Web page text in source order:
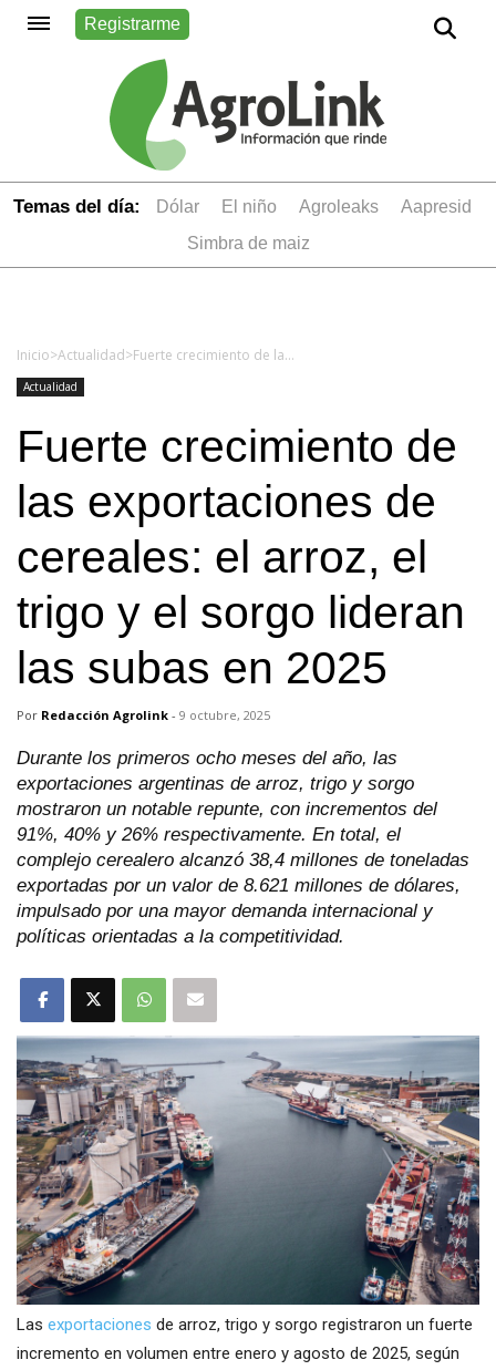
Registrarme
Temas del día: dólar el niño Agroleaks
aapresid
simbra de maiz
Inicio>Actualidad> Fuerte crecimiento de las exportaciones de cereales: el arroz, el trigo y el sorgo lideran las subas en 2025
Actualidad
Fuerte crecimiento de
las exportaciones de
cereales: el arroz, el
trigo y el sorgo lideran
las subas en 2025
Por Redacción Agrolink - 9 octubre, 2025
Durante los primeros ocho meses del año, las
exportaciones argentinas de arroz, trigo y sorgo
mostraron un notable repunte, con incrementos del
91%, 40% y 26% respectivamente. En total, el
complejo cerealero alcanzó 38,4 millones de toneladas
exportadas por un valor de 8.621 millones de dólares,
impulsado por una mayor demanda internacional y
políticas orientadas a la competitividad.
Las exportaciones de arroz, trigo y sorgo registraron un fuerte
incremento en volumen entre enero y agosto de 2025, según